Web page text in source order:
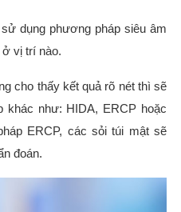
dụng phương pháp siêu âm
vị trí nào.
cho thấy kết quả rõ nét thì sẽ
khác như: HIDA, ERCP hoặc
ERCP, các sỏi túi mật sẽ
đoán.